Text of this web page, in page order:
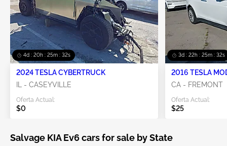
4d : 20h : 25m : 29s
2024 TESLA CYBERTRUCK
IL - CASEYVILLE
Oferta Actual:
$0
3d : 22h : 25m : 29s
2016 TESLA
CA - FREMONT
Oferta Actual:
$25
Salvage KIA Ev6 cars for sale by State